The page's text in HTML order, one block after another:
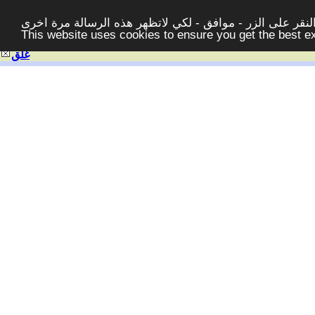
على الزر - موافق - لكي لاتظهر هذه الرسالة مرة اخرى -
This website uses cookies to ensure you get the best
غلق